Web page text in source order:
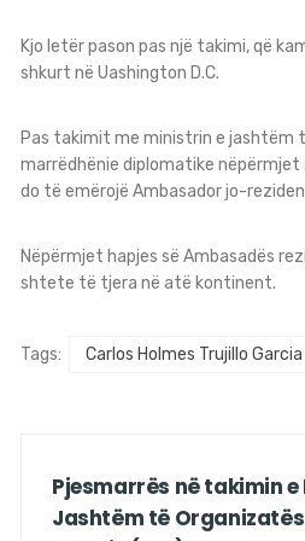
Kjo letër pason pas një takimi, që
shkurt në Uashington D.C.
Pas takimit me ministrin e jashtëm
marrëdhënie diplomatike nëpërmjet
do të emërojë Ambasador jo-
Nëpërmjet hapjes së Ambasadës
shtete të tjera në atë kontinent.
Tags: Carlos Holmes Trujillo Garcia
Pjesmarrës në takimin
Jashtëm të